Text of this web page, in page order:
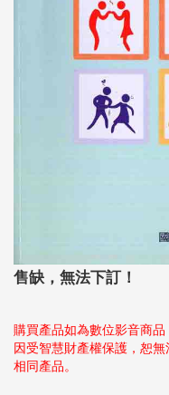
售缺，無法下訂！
購買產品如為數位影音商品
因受智慧財產權保護，恕
相同產品。